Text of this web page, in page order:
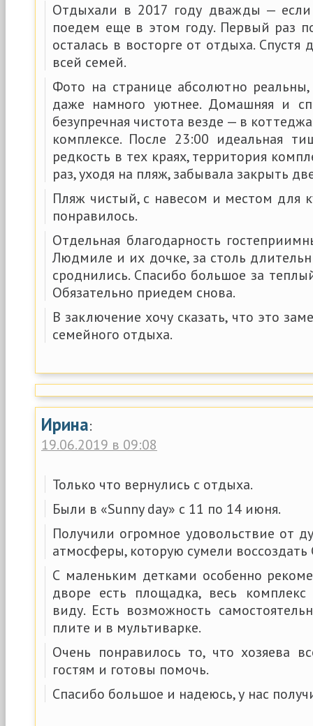
Отдыхали в 2017 году дважды — если
поедем еще в этом году. Первый раз
осталась в восторге от отдыха. Спустя
всей семей.
Фото на странице абсолютно
даже намного уютнее. Домашняя и
безупречная чистота везде — в
комплексе. После 23:00 идеальная
редкость в тех краях, территория
раз, уходя на пляж, забывала закрыть
Пляж чистый, с навесом и местом для
понравилось.
Отдельная благодарность
Людмиле и их дочке, за столь
сроднились. Спасибо большое за
Обязательно приедем снова.
В заключение хочу сказать, что это
семейного отдыха.
Ирина:
19.06.2019 в 09:08
Только что вернулись с отдыха.
Были в «Sunny day» с 11 по 14 июня.
Получили огромное удовольствие от
атмосферы, которую сумели
С маленьким детками особенно
дворе есть площадка, весь комплекс
виду. Есть возможность
плите и в мультиварке.
Очень понравилось то, что хозяева
гостям и готовы помочь.
Спасибо большое и надеюсь, у нас